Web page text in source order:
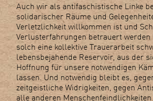
Auch wir als antifaschistische Linke
solidarischer Räume und
Verletzlichkeit willkommen ist und
Verlusterfahrungen betrauert werden
solch eine kollektive Trauerarbeit
lebensbejahende Reservoir, aus der
Hoffnung für unsere notwendigen
lassen. Und notwendig bleibt es,
zeitgeistliche Widrigkeiten, gegen
alle anderen Menschenfeindlichkeiten